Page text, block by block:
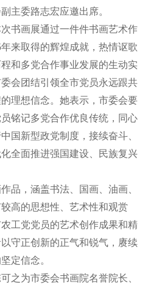
主委路志宏应邀出席。
书画展通过一件件书画艺术作
来取得的辉煌成就，热情讴歌
和多党合作事业发展的生动实
会团结引领全市党员永远跟共
理想信念。她表示，市委会要
铭记多党合作优良传统，同心
国新型政党制度，接续奋斗、
全面推进强国建设、民族复兴
品，涵盖书法、国画、油画、
高的思想性、艺术性和观赏
工党党员的艺术创作成果和精
守正创新的正气和锐气，赓续
定信念。
之为市委会书画院名誉院长、